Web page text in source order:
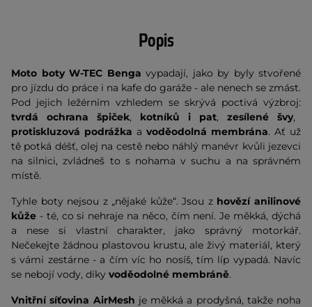
Popis
Moto boty W-TEC Benga vypadají, jako by byly stvořené
pro jízdu do práce i na kafe do garáže - ale nenech se zmást.
Pod jejich ležérním vzhledem se skrývá poctivá výzbroj:
tvrdá ochrana špiček, kotníků i pat, zesílené švy,
protiskluzová podrážka a voděodolná membrána. Ať už
tě potká déšť, olej na cestě nebo náhlý manévr kvůli jezevci
na silnici, zvládneš to s nohama v suchu a na správném
místě.
Tyhle boty nejsou z „nějaké kůže“. Jsou z hovězí anilinové
kůže - té, co si nehraje na něco, čím není. Je měkká, dýchá
a nese si vlastní charakter, jako správný motorkář.
Nečekejte žádnou plastovou krustu, ale živý materiál, který
s vámi zestárne - a čím víc ho nosíš, tím líp vypadá. Navíc
se nebojí vody, díky voděodolné membráně.
Vnitřní síťovina AirMesh je měkká a prodyšná, takže noha